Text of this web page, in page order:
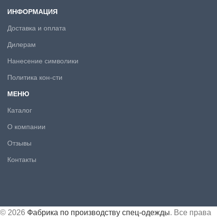
ИНФОРМАЦИЯ
Доставка и оплата
Дилерам
Нанесение символики
Политика кон-сти
МЕНЮ
Каталог
О компании
Отзывы
Контакты
© 2026 Фабрика по производству спец-одежды. Все права